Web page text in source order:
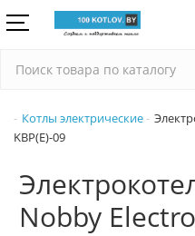
Котлы электрические
KBP(E)-09
Nobby